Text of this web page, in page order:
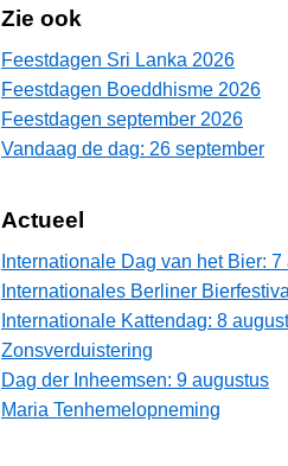
Zie ook
Feestdagen Sri Lanka 2026
Feestdagen Boeddhisme 2026
Feestdagen september 2026
Vandaag de dag: 26 september
Actueel
Internationale Dag van het Bier:
Internationales Berliner
Internationale Kattendag: 8
Zonsverduistering
Dag der Inheemsen: 9 augustus
Maria Tenhemelopneming